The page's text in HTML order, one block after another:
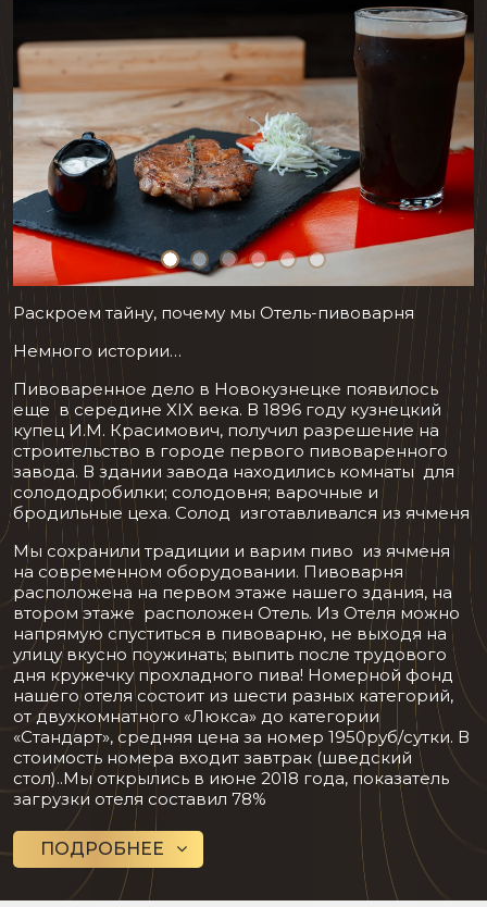
Раскроем тайну, почему мы Отель-пивоварня
Немного истории…
Пивоваренное дело в Новокузнецке появилось
еще в середине XIX века. В 1896 году кузнецкий
купец И.М. Красимович, получил разрешение на
строительство в городе первого пивоваренного
завода. В здании завода находились комнаты для
солододробилки; солодовня; варочные и
бродильные цеха. Солод изготавливался из ячменя
Мы сохранили традиции и варим пиво из ячменя
на современном оборудовании. Пивоварня
расположена на первом этаже нашего здания, на
втором этаже расположен Отель. Из Отеля можно
напрямую спуститься в пивоварню, не выходя на
улицу вкусно поужинать; выпить после трудового
дня кружечку прохладного пива! Номерной фонд
нашего отеля состоит из шести разных категорий,
от двухкомнатного «Люкса» до категории
«Стандарт», средняя цена за номер 1950руб/сутки. В
стоимость номера входит завтрак (шведский
стол)..Мы открылись в июне 2018 года, показатель
загрузки отеля составил 78%
ПОДРОБНЕЕ